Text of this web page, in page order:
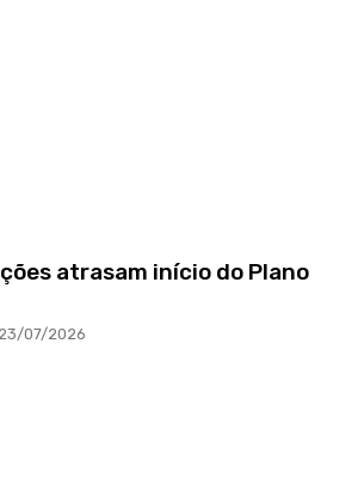
atrasam início do Plano
23/07/2026